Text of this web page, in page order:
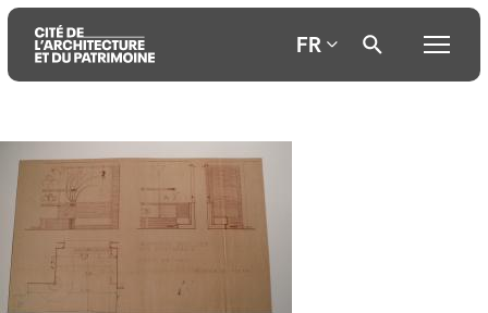
Aller
au
contenu
principal
Aller
au
menu
principal
Aller
recherche
FR